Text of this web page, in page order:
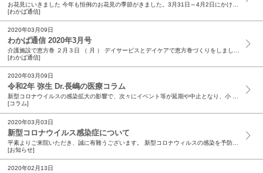
[わかば通信]
2020年03月09日
わかば通信 2020年3月号
介護施設で恵方巻 ２月３日 （ 月 ） デイサービスとデイケアで恵方巻づくりをしました。 例年通りお寿司の代わりにお好み焼きを薄く焼いて、恵方巻を作りました。ホットプレートを使って焼いたお好み...
[わかば通信]
2020年03月09日
令和2年 弥生 Dr.長嶋の医療コラム
新型コロナウイルスの感染拡大の影響で、次々にイベント等が延期や中止となり、小 ・ 中 ・ 高校でも臨時休校が始まっています。 世界約７０ヵ国での感染が確認され、日々感染者数の増加がニュースで流...
[コラム]
2020年03月03日
新型コロナウイルス感染症について
[お知らせ]
2020年02月13日